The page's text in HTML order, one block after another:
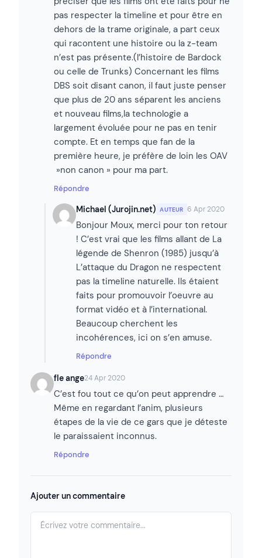
pas respecter la timeline et pour être en
dehors de la trame originale, a part ceux
qui racontent une histoire ou la z-team
n’est pas présente.(l’histoire de Bardock
ou celle de Trunks) Concernant les films
DBS soit disant canon, il faut juste penser
que plus de 20 ans séparent les anciens
et nouveau films,la technologie a
largement évoluée pour ne pas en tenir
compte. Et en temps que fan de la
première heure, je préfère de loin les OAV
»non canon » pour ma part.
Répondre
Michael (Jurojin.net) AUTEUR 6 Apr 2020
Bonjour Moux, merci pour ton retour
! C’est vrai que les films allant de La
légende de Shenron (1985) jusqu’à
L’attaque du Dragon ne respectent
pas la timeline naturelle. Ils étaient
faits pour promouvoir l’oeuvre au
format vidéo et à l’international.
Beaucoup cherchent les
incohérences, ici on s’en amuse.
Répondre
fle ange24 Apr 2020
C’est fou tout ce qu’on peut apprendre …
Même en regardant l’anim, plusieurs
étapes de la vie de ce gars que je déteste
le paraissaient inconnus.
Répondre
Ajouter un commentaire